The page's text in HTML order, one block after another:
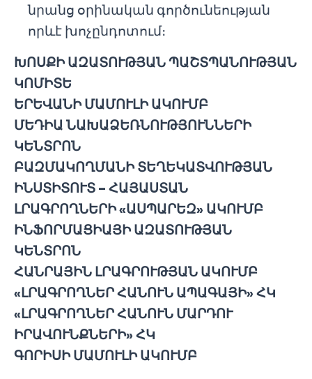
նրանց օրինական գործունեության
որևէ խոչընդոտում։
ԽՈՍՔԻ ԱԶԱՏՈՒԹՅԱՆ ՊԱՇՏՊԱՆՈՒԹՅԱՆ
ԿՈՄԻՏԵ
ԵՐԵՎԱՆԻ ՄԱՄՈՒԼԻ ԱԿՈՒՄԲ
ՄԵԴԻԱ ՆԱԽԱՁԵՌՆՈՒԹՅՈՒՆՆԵՐԻ
ԿԵՆՏՐՈՆ
ԲԱԶՄԱԿՈՂՄԱՆԻ ՏԵՂԵԿԱՏՎՈՒԹՅԱՆ
ԻՆՍՏԻՏՈՒՏ – ՀԱՅԱՍՏԱՆ
ԼՐԱԳՐՈՂՆԵՐԻ «ԱՍՊԱՐԵԶ» ԱԿՈՒՄԲ
ԻՆՖՈՐՄԱՑԻԱՅԻ ԱԶԱՏՈՒԹՅԱՆ
ԿԵՆՏՐՈՆ
ՀԱՆՐԱՅԻՆ ԼՐԱԳՐՈՒԹՅԱՆ ԱԿՈՒՄԲ
«ԼՐԱԳՐՈՂՆԵՐ ՀԱՆՈՒՆ ԱՊԱԳԱՅԻ» ՀԿ
«ԼՐԱԳՐՈՂՆԵՐ ՀԱՆՈՒՆ ՄԱՐԴՈՒ
ԻՐԱՎՈՒՆՔՆԵՐԻ» ՀԿ
ԳՈՐԻՍԻ ՄԱՄՈՒԼԻ ԱԿՈՒՄԲ